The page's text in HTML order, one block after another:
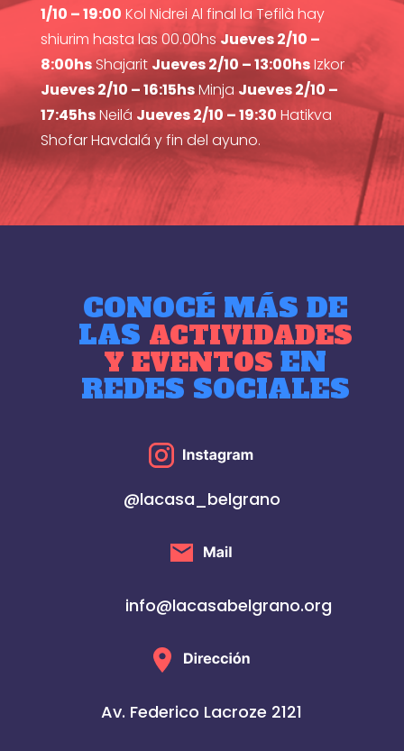
1/10 – 19:00 Kol Nidrei Al final la Tefilà hay
shiurim hasta las 00.00hsJueves 2/10 –
8:00hsShajarit Jueves 2/10 – 13:00hsIzkor
Jueves 2/10 – 16:15hsMinja Jueves 2/10 –
17:45hsNeilá Jueves 2/10 – 19:30 Hatikva
Shofar Havdalá y fin del ayuno.
CONOCÉ MÁS DE
LAS ACTIVIDADES
Y EVENTOSEN
REDES SOCIALES
@lacasa_belgrano
info@lacasabelgrano.org
Av. Federico Lacroze 2121